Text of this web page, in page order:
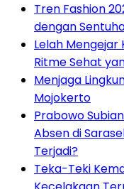
Tren Fashion
dengan
Lelah
Ritme Sehat
Menjaga
Mojokerto
Prabowo
Absen di
Terjadi?
Teka-Teki